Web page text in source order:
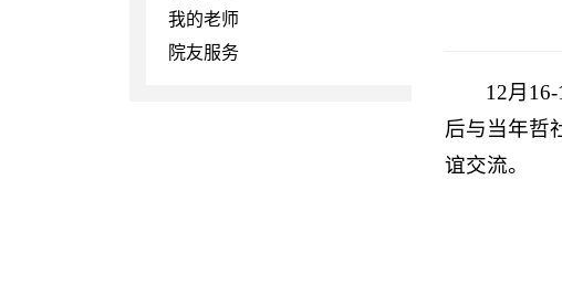
我的老师
院友服务
12月
后与当年哲
谊交流。